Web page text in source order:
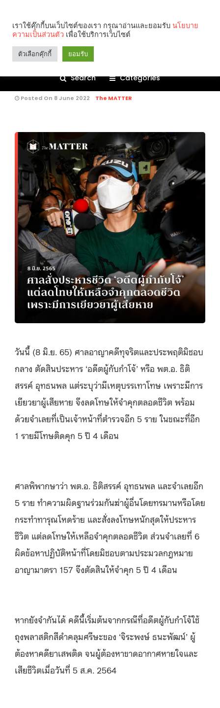
Search Categories
คุณกำลังอ่าน:
BRIEF 900
ศาลสั่งประหารชีวิต ‘อดีตผู้กำกับโจ้’
แต่ลดโทษให้เหลือจำคุกตลอดชีวิต
เพราะมีการเยียวยาผู้เสียหาย
Posted On 8 June 2022 The MATTER
วันนี้ (8 มิ.ย. 65) ศาลอาญาคดีทุจริตและประพฤติมิชอบ
กลาง ตัดสินประหาร ‘อดีตผู้กับกำโจ้’ หรือ พต.อ. ธิติ
สรรค์ อุทธนพล แต่ระบุว่ามีเหตุบรรเทาโทษ เพราะมีการ
เยียวยาผู้เสียหาย จึงลดโทษให้จำคุกตลอดชีวิต พร้อม
ด้วยจำเลยที่เป็นเจ้าหน้าที่ตำรวจอีก 5 ราย ในขณะที่อีก
1 รายมีโทษติดคุก 5 ปี 4 เดือน
ศาลพิพากษาว่า พต.อ. ธิติสรรค์ อุทธนพล และจำเลยอีก
5 ราย ทำความผิดฐานร่วมกันฆ่าผู้อื่นโดยทรมานหรือโดย
กระทำทารุณโหดร้าย และสั่งลงโทษหนักสุดให้ประหาร
ชีวิต แต่ลดโทษให้เหลือจำคุกตลอดชีวิต ส่วนจำเลยที่ 6
ผิดข้อหาปฏิบัติหน้าที่โดยมิชอบตามประมวลกฎหมาย
อาญามาตรา 157 จึงตัดสินให้จำคุก 5 ปี 4 เดือน
หากยังจำกันได้ คดีนี้เริ่มต้นจากกรณีที่อดีตผู้กับกำโจ้ใช้
ถุงพลาสติกสีดำคลุมศรีษะของ ‘จิระพงษ์ ธนะพัฒน์’ ผู้
ต้องหาคดียาเสพติด จนผู้ต้องหาขาดอากาศหายใจและ
เสียชีวิตเมื่อวันที่ 5 ส.ค. 2564
เราใช้คุ๊กกี้บนเว็บไซต์ของเรา กรุณาอ่านและยอมรับ นโยบาย
ความเป็นส่วนตัว เพื่อใช้บริการเว็บไซต์
ตัวเลือกคุ๊กกี้ ยอมรับ